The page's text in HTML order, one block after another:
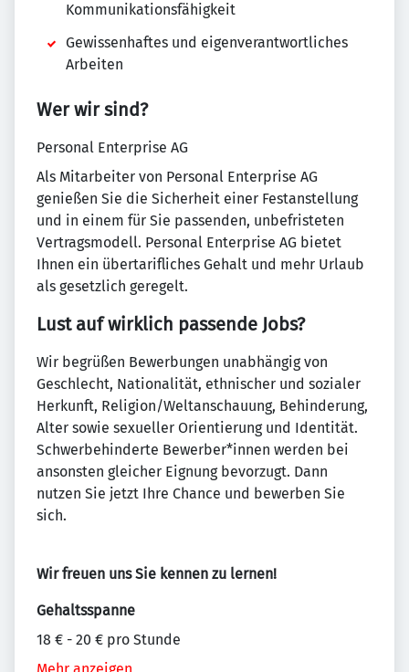
Kommunikationsfähigkeit
Gewissenhaftes und eigenverantwortliches
Arbeiten
Wer wir sind?
Personal Enterprise AG
Als Mitarbeiter von Personal Enterprise AG
genießen Sie die Sicherheit einer Festanstellung
und in einem für Sie passenden, unbefristeten
Vertragsmodell. Personal Enterprise AG bietet
Ihnen ein übertarifliches Gehalt und mehr Urlaub
als gesetzlich geregelt.
Lust auf wirklich passende Jobs?
Wir begrüßen Bewerbungen unabhängig von
Geschlecht, Nationalität, ethnischer und sozialer
Herkunft, Religion/Weltanschauung, Behinderung,
Alter sowie sexueller Orientierung und Identität.
Schwerbehinderte Bewerber*innen werden bei
ansonsten gleicher Eignung bevorzugt. Dann
nutzen Sie jetzt Ihre Chance und bewerben Sie
sich.
Wir freuen uns Sie kennen zu lernen!
Gehaltsspanne
18 € - 20 € pro Stunde